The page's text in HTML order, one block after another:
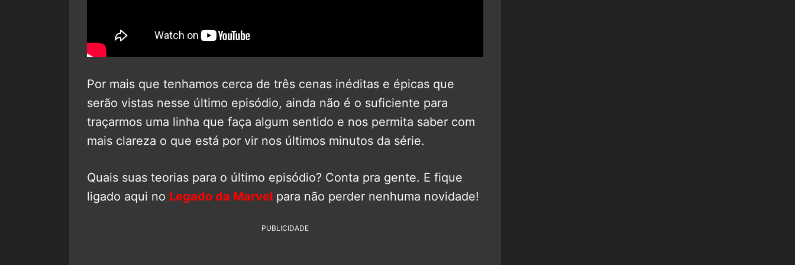
Por mais que tenhamos cerca de três cenas inéditas e épicas que
serão vistas nesse último episódio, ainda não é o suficiente para
traçarmos uma linha que faça algum sentido e nos permita saber com
mais clareza o que está por vir nos últimos minutos da série.
Quais suas teorias para o último episódio? Conta pra gente. E fique
ligado aqui no Legado da Marvel para não perder nenhuma novidade!
PUBLICIDADE